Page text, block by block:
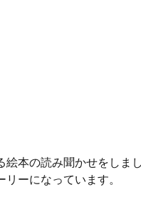
本の読み聞かせをしまし
ーになっています。